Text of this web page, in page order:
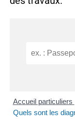
Accueil particuliers
Quels sont les